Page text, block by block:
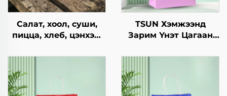
Салат, хоол, суши,
пицца, хлеб, цэнхэр,
гамбургерийг
зориулагдсан буцаж
ашиглах боломжтой
TSUN Хэмжээнд
Зарим Үнэт Цагаан
Скрин Принт Нэмэлт
Ур чадвараар Шинэ
Жил, Кристмасийн
Хөдөлгөөнт Хоолын